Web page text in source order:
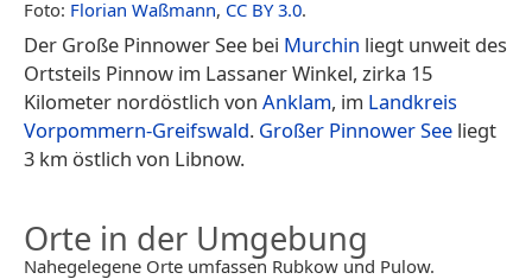
Foto: Florian Waßmann, CC BY 3.0.
Der Große Pinnower See bei Murchin liegt unweit des
Ortsteils Pinnow im Lassaner Winkel, zirka 15
Kilometer nordöstlich von Anklam, im Landkreis
Vorpommern-Greifswald. Großer Pinnower See liegt
3 km östlich von Libnow.
Orte in der Umgebung
Nahegelegene Orte umfassen Rubkow und Pulow.